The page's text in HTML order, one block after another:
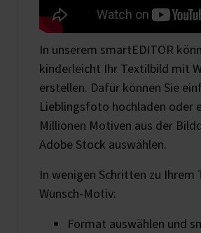
In unserem smartEDITOR
kinderleicht Ihr Textilbild mit
erstellen. Dafür können Sie
Lieblingsfoto hochladen oder
Millionen Motiven aus der
Adobe Stock auswählen.
In wenigen Schritten zu
Wunsch-Motiv:
Format auswählen und